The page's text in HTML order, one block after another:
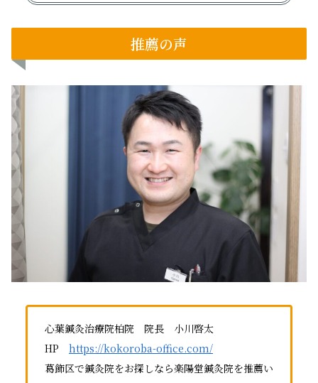
推薦の声
心葉鍼灸治療院柏院 院長 小川啓太
HP https://kokoroba-office.com/
葛飾区で鍼灸院をお探しなら楽陽堂鍼灸院を推薦い